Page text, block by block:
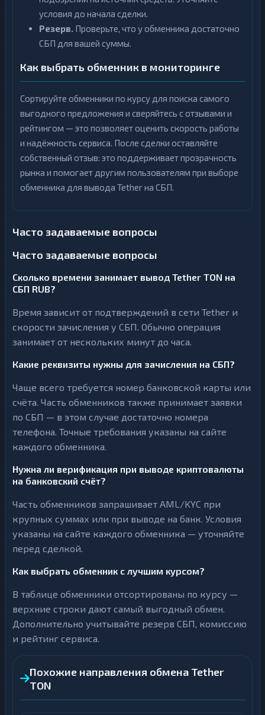
условия до начала сделки.
Резерв. Проверьте, что у обменника достаточно
СБП для вашей суммы.
Как выбрать обменник в мониторинге
Сортируйте обменники по курсу для поиска самого
выгодного предложения и сверяйтесь с отзывами и
рейтингом — это позволяет оценить скорость работы
и надёжность сервиса. После сделки оставляйте
собственный отзыв: это поддерживает прозрачность
рынка и помогает другим пользователям при выборе
обменника для вывода Tether на СБП.
Часто задаваемые вопросы
Часто задаваемые вопросы
Сколько времени занимает вывод Tether TON на
СБП RUB?
Время зависит от подтверждений в сети Tether и
скорости зачисления у СБП. Обычно операция
занимает от нескольких минут до часа.
Какие реквизиты нужны для зачисления на СБП?
Чаще всего требуется номер банковской карты или
счёта. Часть обменников также принимает заявки
по СБП — в этом случае достаточно номера
телефона. Точные требования указаны на сайте
каждого обменника.
Нужна ли верификация при выводе криптовалюты
на банковский счёт?
Часть обменников запрашивает AML/KYC при
крупных суммах или при выводе на банк. Условия
указаны на сайте каждого обменника — уточняйте
перед сделкой.
Как выбрать обменник с лучшим курсом?
В таблице обменники отсортированы по курсу —
верхние строки дают самый выгодный обмен.
Дополнительно учитывайте резерв СБП, комиссию
и рейтинг сервиса.
Похожие направления обмена Tether
TON